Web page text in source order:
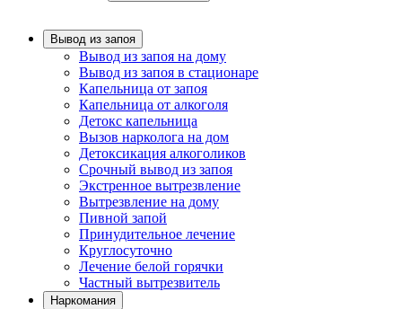
Вывод из запоя
Вывод из запоя на дому
Вывод из запоя в стационаре
Капельница от запоя
Капельница от алкоголя
Детокс капельница
Вызов нарколога на дом
Детоксикация алкоголиков
Срочный вывод из запоя
Экстренное вытрезвление
Вытрезвление на дому
Пивной запой
Принудительное лечение
Круглосуточно
Лечение белой горячки
Частный вытрезвитель
Наркомания